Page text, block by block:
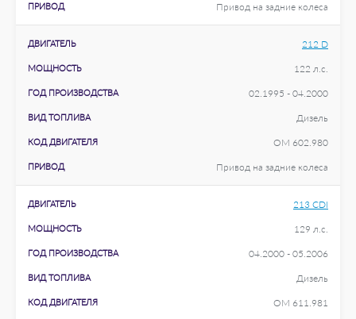
ПРИВОД Привод на задние колеса
ДВИГАТЕЛЬ 212 D
МОЩНОСТЬ 122 л.с.
ГОД ПРОИЗВОДСТВА 02.1995 - 04.2000
ВИД ТОПЛИВА Дизель
КОД ДВИГАТЕЛЯ OM 602.980
ПРИВОД Привод на задние колеса
ДВИГАТЕЛЬ 213 CDI
МОЩНОСТЬ 129 л.с.
ГОД ПРОИЗВОДСТВА 04.2000 - 05.2006
ВИД ТОПЛИВА Дизель
КОД ДВИГАТЕЛЯ OM 611.981